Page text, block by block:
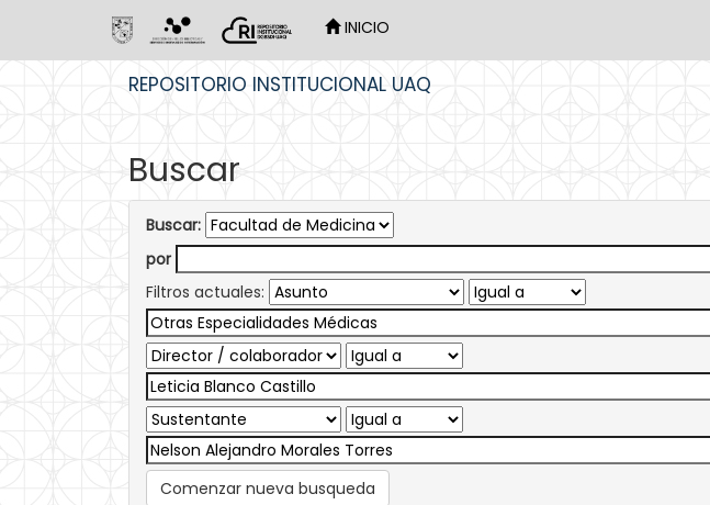
INICIO
REPOSITORIO INSTITUCIONAL UAQ
Buscar
Buscar:
por
Filtros actuales:
Comenzar nueva busqueda